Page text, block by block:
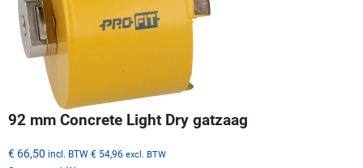
92 mm Concrete Light Dry gatzaag
€ 66,50 incl. BTW € 54,96 excl. BTW